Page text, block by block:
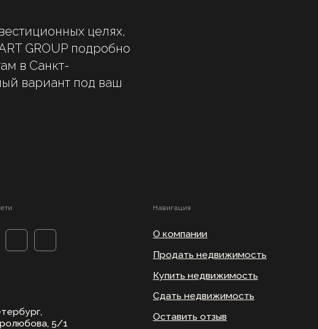
целях,
GROUP подробно
в Санкт-
вариант под ваш
Навигация
Продать недвижимость